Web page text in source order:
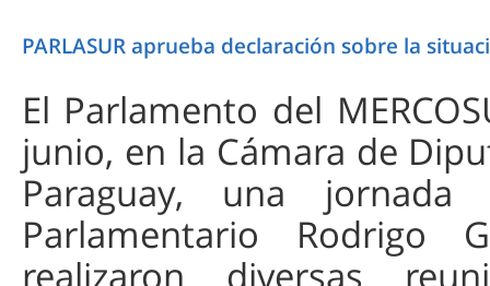
PARLASUR aprueba declaración sobre la
El Parlamento del
junio, en la Cámara de
Paraguay, una
Parlamentario Rodrigo
realizaron diversas